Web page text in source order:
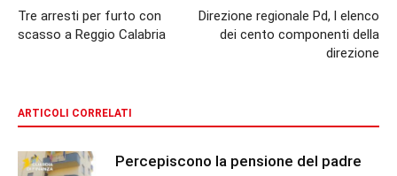
Tre arresti per furto con
scasso a Reggio Calabria
Direzione regionale Pd, l elenco
dei cento componenti della
direzione
ARTICOLI CORRELATI
Percepiscono la pensione del padre